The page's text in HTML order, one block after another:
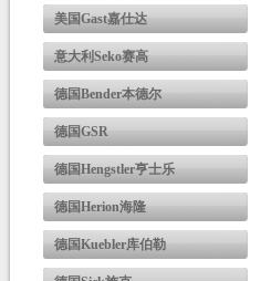
美国Gast嘉仕达
意大利Seko赛高
德国Bender本德尔
德国GSR
德国Hengstler亨士乐
德国Herion海隆
德国Kuebler库伯勒